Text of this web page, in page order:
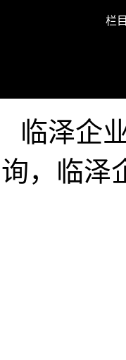
栏
临泽企
询，临泽